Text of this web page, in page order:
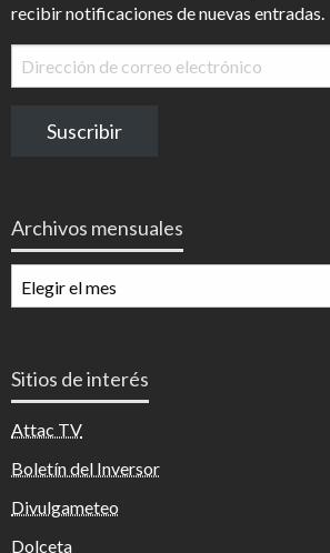
recibir notificaciones de nuevas entradas.
Dirección
de
electrónico
Suscribir
Archivos mensuales
mensuales
Sitios de interés
Attac TV
Boletín del Inversor
Divulgameteo
Dolceta